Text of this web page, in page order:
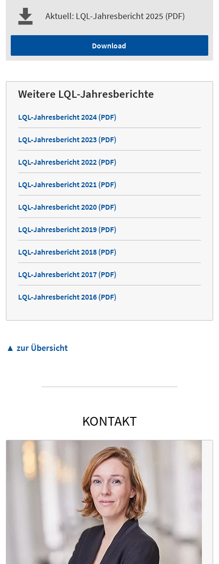
Aktuell: LQL-Jahresbericht 2025 (PDF)
Download
Weitere LQL-Jahresberichte
LQL-Jahresbericht 2024 (PDF)
LQL-Jahresbericht 2023 (PDF)
LQL-Jahresbericht 2022 (PDF)
LQL-Jahresbericht 2021 (PDF)
LQL-Jahresbericht 2020 (PDF)
LQL-Jahresbericht 2019 (PDF)
LQL-Jahresbericht 2018 (PDF)
LQL-Jahresbericht 2017 (PDF)
LQL-Jahresbericht 2016 (PDF)
▲ zur Übersicht
KONTAKT